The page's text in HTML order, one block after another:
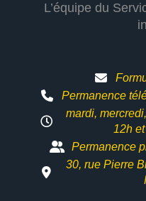
L’équipe du
Permanence
mardi,
12h
Permanence
30, rue Pierre